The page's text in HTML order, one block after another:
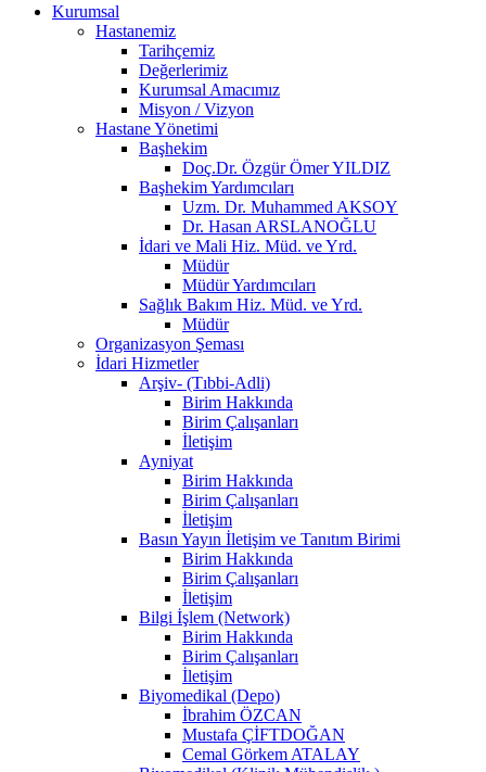
Kurumsal
Hastanemiz
Tarihçemiz
Değerlerimiz
Kurumsal Amacımız
Misyon / Vizyon
Hastane Yönetimi
Başhekim
Doç.Dr. Özgür Ömer YILDIZ
Başhekim Yardımcıları
Uzm. Dr. Muhammed AKSOY
Dr. Hasan ARSLANOĞLU
İdari ve Mali Hiz. Müd. ve Yrd.
Müdür
Müdür Yardımcıları
Sağlık Bakım Hiz. Müd. ve Yrd.
Müdür
Organizasyon Şeması
İdari Hizmetler
Arşiv- (Tıbbi-Adli)
Birim Hakkında
Birim Çalışanları
İletişim
Ayniyat
Birim Hakkında
Birim Çalışanları
İletişim
Basın Yayın İletişim ve Tanıtım Birimi
Birim Hakkında
Birim Çalışanları
İletişim
Bilgi İşlem (Network)
Birim Hakkında
Birim Çalışanları
İletişim
Biyomedikal (Depo)
İbrahim ÖZCAN
Mustafa ÇİFTDOĞAN
Cemal Görkem ATALAY